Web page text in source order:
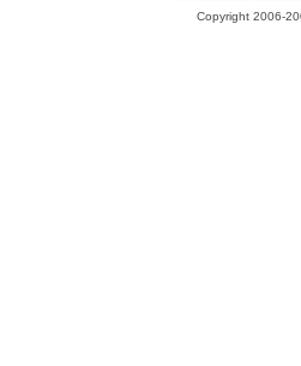
Copyright 2006-